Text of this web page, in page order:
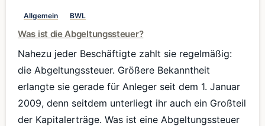
Allgemein BWL
Was ist die Abgeltungssteuer?
Nahezu jeder Beschäftigte zahlt sie regelmäßig:
die Abgeltungssteuer. Größere Bekanntheit
erlangte sie gerade für Anleger seit dem 1. Januar
2009, denn seitdem unterliegt ihr auch ein Großteil
der Kapitalerträge. Was ist eine Abgeltungssteuer